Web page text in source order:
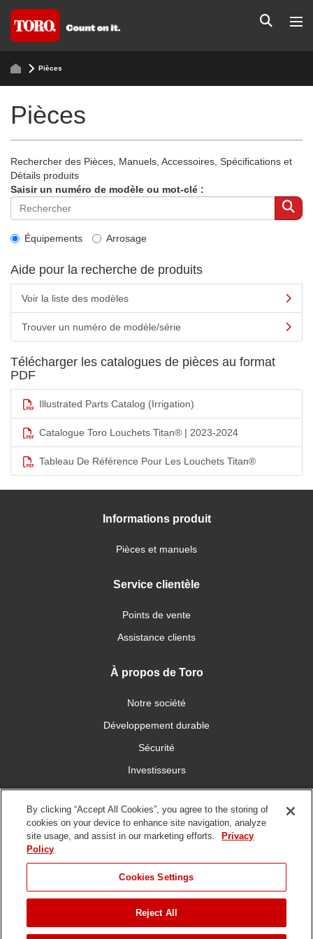
Pièces
Pièces
Rechercher des Pièces, Manuels, Accessoires, Spécifications et
Détails produits
Saisir un numéro de modèle ou mot-clé :
Équipements Arrosage
Aide pour la recherche de produits
Voir la liste des modèles
Trouver un numéro de modèle/série
Télécharger les catalogues de pièces au format
PDF
Illustrated Parts Catalog (Irrigation)
Catalogue Toro Louchets Titan® | 2023-2024
Tableau De Référence Pour Les Louchets Titan®
Informations produit
Pièces et manuels
Service clientèle
Points de vente
Assistance clients
À propos de Toro
Notre société
Développement durable
Sécurité
Investisseurs
Carrières
Connectez-vous avec nous
d'utilisation
Politique de
confidentialité
copyrights
By clicking “Accept All Cookies”, you agree to the storing of
cookies on your device to enhance site navigation, analyze
site usage, and assist in our marketing efforts.
Privacy
Policy
Cookies Settings
Reject All